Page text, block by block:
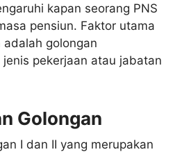
kapan seorang PNS
pensiun. Faktor utama
golongan
pekerjaan atau jabatan
Golongan
I dan II yang merupakan